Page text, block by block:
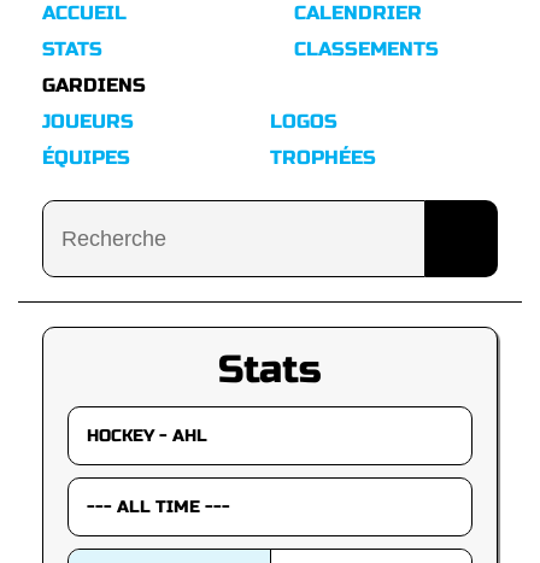
ACCUEIL
STATS
GARDIENS
CALENDRIER
CLASSEMENTS
JOUEURS
ÉQUIPES
LOGOS
TROPHÉES
Stats